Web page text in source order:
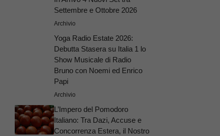
Settembre e Ottobre 2026
Archivio
Yoga Radio Estate 2026:
Debutta Stasera su Italia 1 lo
Show Musicale di Radio
Bruno con Noemi ed Enrico
Papi
Archivio
L’Impero del Pomodoro
Italiano: Tra Dazi, Accuse e
Concorrenza Estera, il Nostro